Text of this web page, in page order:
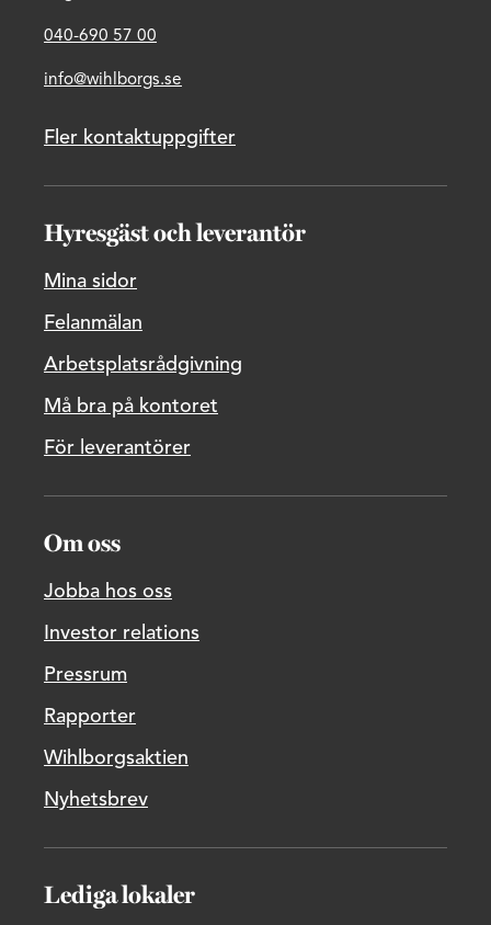
040-690 57 00
info@wihlborgs.se
Fler kontaktuppgifter
Hyresgäst och leverantör
Mina sidor
Felanmälan
Arbetsplatsrådgivning
Må bra på kontoret
För leverantörer
Om oss
Jobba hos oss
Investor relations
Pressrum
Rapporter
Wihlborgsaktien
Nyhetsbrev
Lediga lokaler